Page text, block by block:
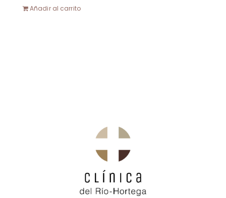
Añadir al carrito